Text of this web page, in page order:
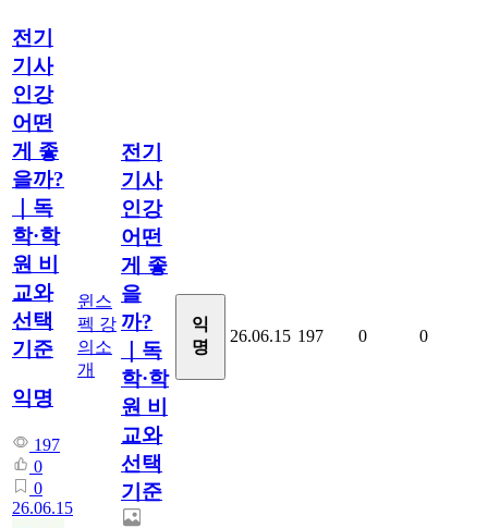
전기
기사
인강
어떤
게 좋
을까?
｜독
학·학
원 비
교와
선택
기준
익명
197
0
0
26.06.15
윈스
펙 강
의소
개
전기
기사
인강
어떤
게 좋
을
까?
｜독
학·학
원 비
교와
선택
기준
익
명
26.06.15 197 0 0